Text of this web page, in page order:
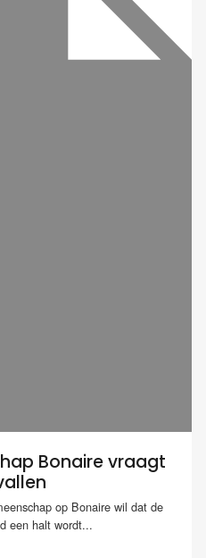
Bonaire vraagt
op Bonaire wil dat de
een halt wordt...